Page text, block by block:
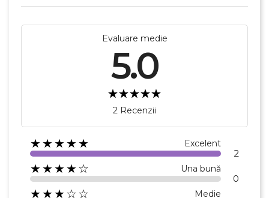
Evaluare medie
5.0
2 Recenzii
★★★★★ Excelent
2
★★★★☆ Una bună
0
★★★☆☆ Medie